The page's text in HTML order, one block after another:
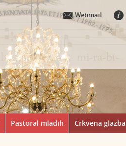
Webmail
Pastoral mladih Crkvena glazba